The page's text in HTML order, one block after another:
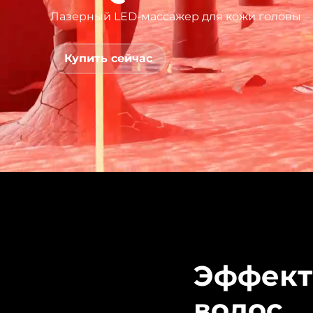
Лазерный LED-массажер для кожи головы
Купить сейчас
issa™ Teeth Whitening Set
FAQ™ Dual LED Panel
ПОДАРКИ И НАБОРЫ